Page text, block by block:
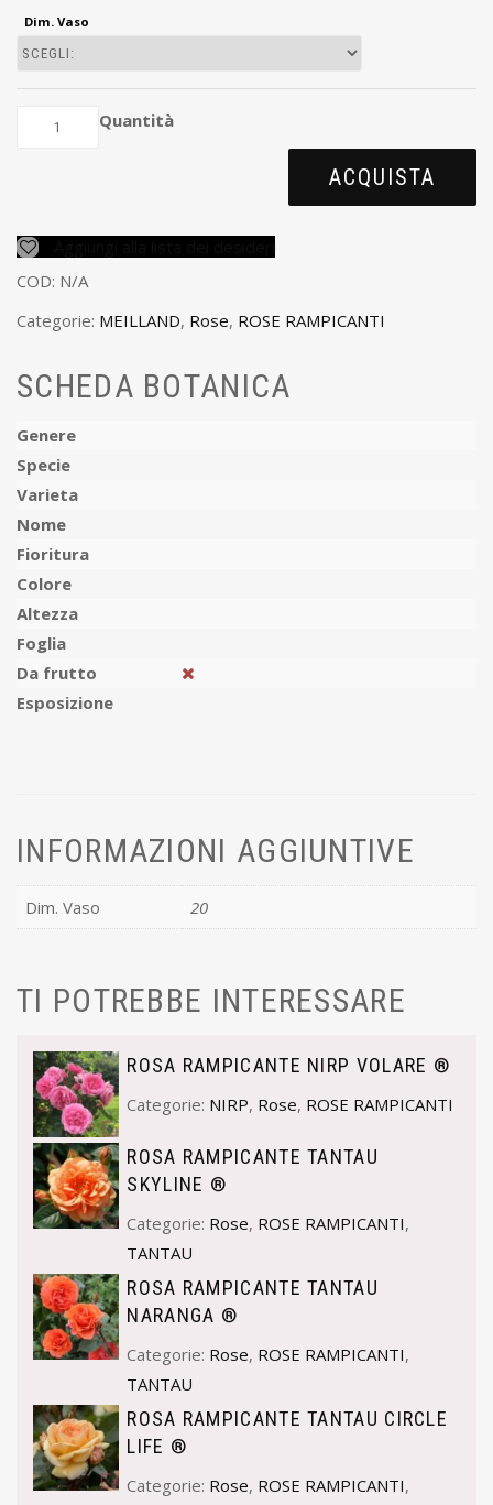
Dim. Vaso
Quantità
ACQUISTA
COD: N/A
Categorie: MEILLAND, Rose, ROSE RAMPICANTI
SCHEDA BOTANICA
Genere
Specie
Varieta
Nome
Fioritura
Colore
Altezza
Foglia
Da frutto
Esposizione
INFORMAZIONI AGGIUNTIVE
Dim. Vaso 20
TI POTREBBE INTERESSARE
ROSA RAMPICANTE NIRP VOLARE ®
Categorie: NIRP, Rose, ROSE RAMPICANTI
ROSA RAMPICANTE TANTAU
SKYLINE ®
Categorie: Rose, ROSE RAMPICANTI,
TANTAU
ROSA RAMPICANTE TANTAU
NARANGA ®
Categorie: Rose, ROSE RAMPICANTI,
TANTAU
ROSA RAMPICANTE TANTAU CIRCLE
LIFE ®
Categorie: Rose, ROSE RAMPICANTI,